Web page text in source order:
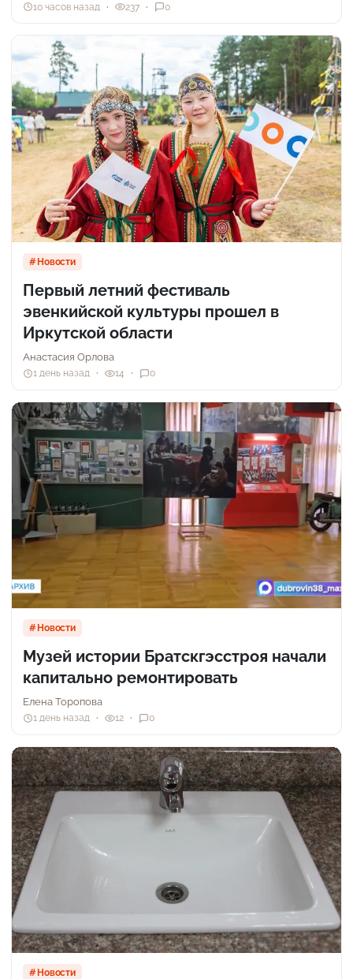
10 часов назад 237 0
Новости
Первый летний фестиваль
эвенкийской культуры прошел в
Иркутской области
Анастасия Орлова
1 день назад 14 0
Новости
Музей истории Братскгэсстроя начали
капитально ремонтировать
Елена Торопова
1 день назад 12 0
Новости